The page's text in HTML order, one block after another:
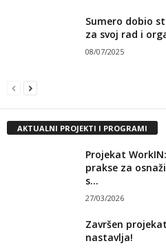
Sumero dobio
za svoj rad i
08/07/2025
AKTUALNI PROJEKTI I PROGRAMI
Projekat
prakse za
s...
27/03/2026
Završen
nastavlja!